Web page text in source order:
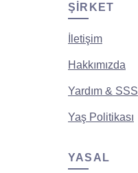
ŞIRKET
İletişim
Hakkımızda
Yardım & SSS
Yaş Politikası
YASAL